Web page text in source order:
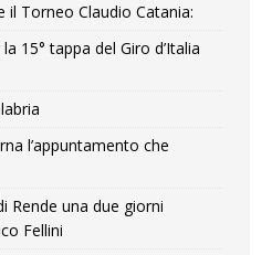
il Torneo Claudio Catania:
15° tappa del Giro d’Italia
l’appuntamento che
Rende una due giorni
Fellini